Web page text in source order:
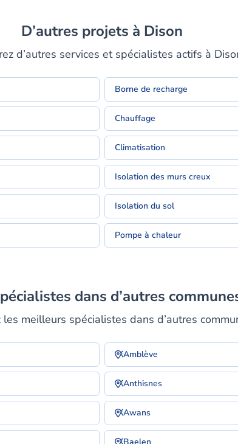
D’autres projets à Dison
d’autres services et spécialistes actifs à
Borne de recharge
Chauffage
Climatisation
Isolation des murs creux
Isolation du sol
Pompe à chaleur
dans d’autres
les meilleurs spécialistes dans d’autres
Amblève
Anthisnes
Awans